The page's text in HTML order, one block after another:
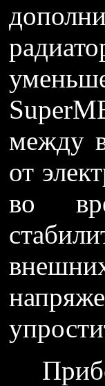
между
от
во